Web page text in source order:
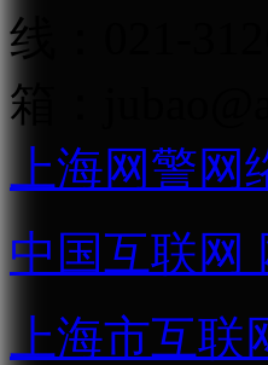
线：021-
箱：
上海网警网
中国互联网
上海市互联